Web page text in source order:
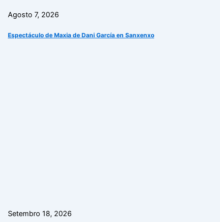
Agosto 7, 2026
Espectáculo de Maxia de Dani García en Sanxenxo
Setembro 18, 2026